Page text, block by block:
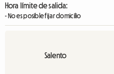
Hora límite de salida:
- No es posible fijar domicilio
Salento